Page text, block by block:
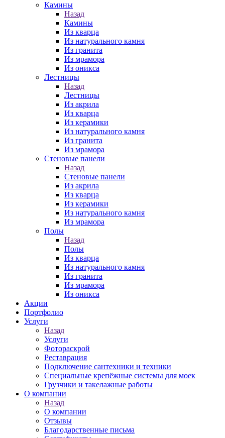
Камины
Назад
Камины
Из кварца
Из натурального камня
Из гранита
Из мрамора
Из оникса
Лестницы
Назад
Лестницы
Из акрила
Из кварца
Из керамики
Из натурального камня
Из гранита
Из мрамора
Стеновые панели
Назад
Стеновые панели
Из акрила
Из кварца
Из керамики
Из натурального камня
Из мрамора
Полы
Назад
Полы
Из кварца
Из натурального камня
Из гранита
Из мрамора
Из оникса
Акции
Портфолио
Услуги
Назад
Услуги
Фотораскрой
Реставрация
Подключение сантехники и техники
Специальные крепёжные системы для моек
Грузчики и такелажные работы
О компании
Назад
О компании
Отзывы
Благодарственные письма